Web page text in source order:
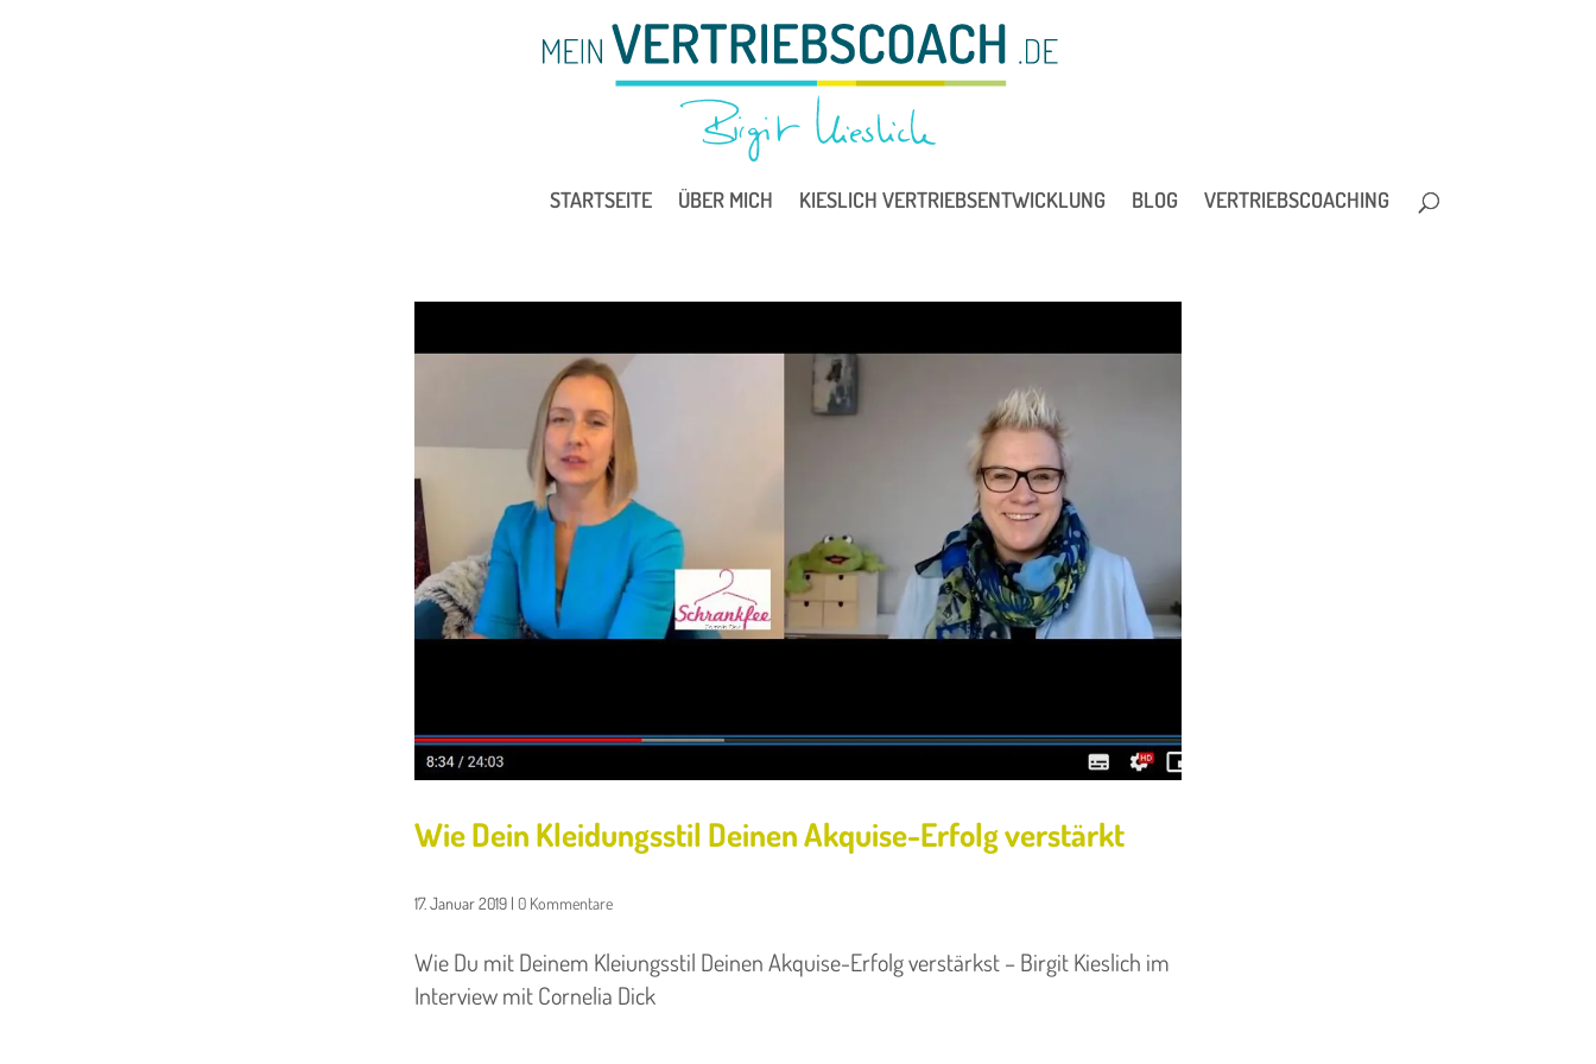
STARTSEITE ÜBER MICH KIESLICH VERTRIEBSENTWICKLUNG BLOG VERTRIEBSCOACHING
Wie Dein Kleidungsstil Deinen Akquise-Erfolg verstärkt
17. Januar 2019 |0 Kommentare
Wie Du mit Deinem Kleiungsstil Deinen Akquise-Erfolg verstärkst – Birgit Kieslich im
Interview mit Cornelia Dick